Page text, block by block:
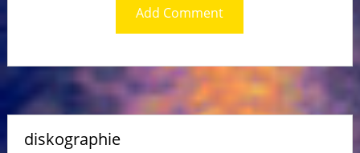
diskographie